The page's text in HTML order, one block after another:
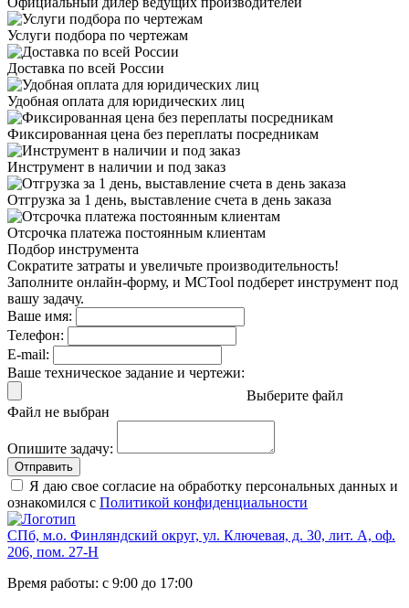
Услуги подбора по чертежам
Доставка по всей России
Удобная оплата для юридических лиц
Фиксированная цена без переплаты посредникам
Инструмент в наличии и под заказ
Отгрузка за 1 день, выставление счета в день заказа
Отсрочка платежа постоянным клиентам
Подбор инструмента
Сократите затраты и увеличьте производительность!
Заполните онлайн-форму, и MCTool подберет инструмент под
вашу задачу.
Ваше имя:
Телефон:
E-mail:
Ваше техническое задание и чертежи:
Выберите файл
Файл не выбран
Опишите задачу:
Отправить
Я даю свое согласие на обработку персональных данных и
ознакомился с Политикой конфиденциальности
СПб, м.о. Финляндский округ, ул. Ключевая, д. 30, лит. А, оф.
206, пом. 27-Н
Время работы: с 9:00 до 17:00